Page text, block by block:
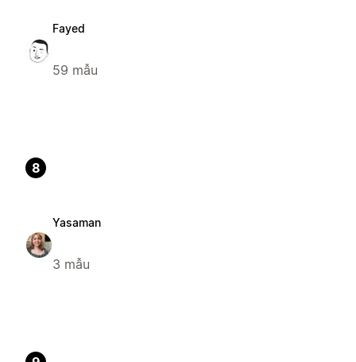
Fayed
59 mẫu
8
Yasaman
3 mẫu